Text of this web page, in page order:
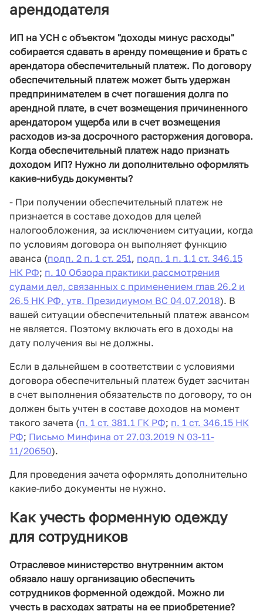
арендодателя
ИП на УСН с объектом "доходы минус расходы"
собирается сдавать в аренду помещение и брать с
арендатора обеспечительный платеж. По договору
обеспечительный платеж может быть удержан
предпринимателем в счет погашения долга по
арендной плате, в счет возмещения причиненного
арендатором ущерба или в счет возмещения
расходов из-за досрочного расторжения договора.
Когда обеспечительный платеж надо признать
доходом ИП? Нужно ли дополнительно оформлять
какие-нибудь документы?
- При получении обеспечительный платеж не
признается в составе доходов для целей
налогообложения, за исключением ситуации, когда
по условиям договора он выполняет функцию
аванса (подп. 2 п. 1 ст. 251, подп. 1 п. 1.1 ст. 346.15
НК РФ; п. 10 Обзора практики рассмотрения
судами дел, связанных с применением глав 26.2 и
26.5 НК РФ, утв. Президиумом ВС 04.07.2018). В
вашей ситуации обеспечительный платеж авансом
не является. Поэтому включать его в доходы на
дату получения вы не должны.
Если в дальнейшем в соответствии с условиями
договора обеспечительный платеж будет засчитан
в счет выполнения обязательств по договору, то он
должен быть учтен в составе доходов на момент
такого зачета (п. 1 ст. 381.1 ГК РФ; п. 1 ст. 346.15 НК
РФ; Письмо Минфина от 27.03.2019 N 03-11-
11/20650).
Для проведения зачета оформлять дополнительно
какие-либо документы не нужно.
Как учесть форменную одежду
для сотрудников
Отраслевое министерство внутренним актом
обязало нашу организацию обеспечить
сотрудников форменной одеждой. Можно ли
учесть в расходах затраты на ее приобретение?